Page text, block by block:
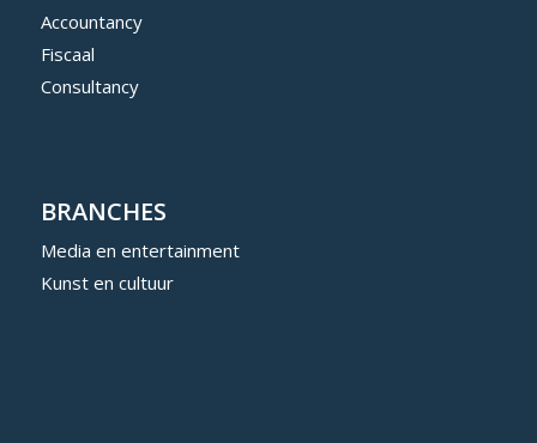
Accountancy
Fiscaal
Consultancy
BRANCHES
Media en entertainment
Kunst en cultuur